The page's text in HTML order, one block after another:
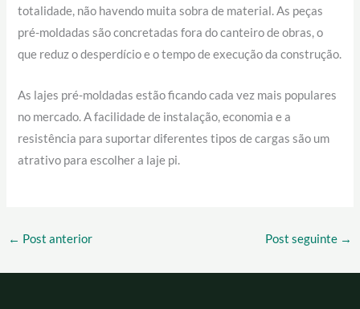
totalidade, não havendo muita sobra de material. As peças
pré-moldadas são concretadas fora do canteiro de obras, o
que reduz o desperdício e o tempo de execução da construção.
As lajes pré-moldadas estão ficando cada vez mais populares
no mercado. A facilidade de instalação, economia e a
resistência para suportar diferentes tipos de cargas são um
atrativo para escolher a laje pi.
← Post anterior Post seguinte →